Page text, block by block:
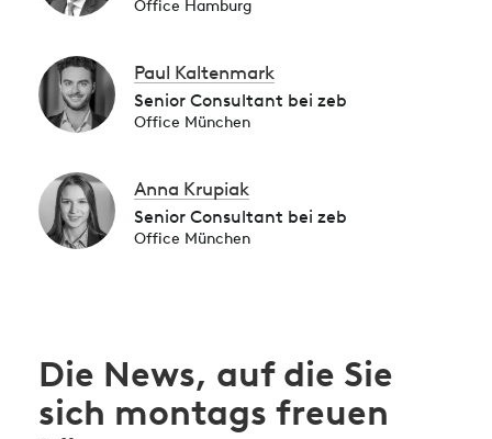
Office Hamburg
Paul Kaltenmark
Senior Consultant bei zeb
Office München
Anna Krupiak
Senior Consultant bei zeb
Office München
Die News, auf die Sie
sich montags freuen